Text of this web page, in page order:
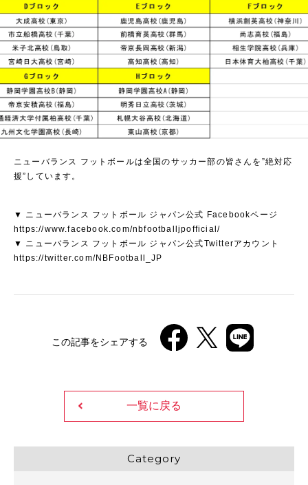
ニューバランス フットボールは全国のサッカー部の皆さんを”絶対応
援”しています。
▼ ニューバランス フットボール ジャパン公式 Facebookページ
https://www.facebook.com/nbfootballjpofficial/
▼ ニューバランス フットボール ジャパン公式Twitterアカウント
https://twitter.com/NBFootball_JP
この記事をシェアする
一覧に戻る
Category